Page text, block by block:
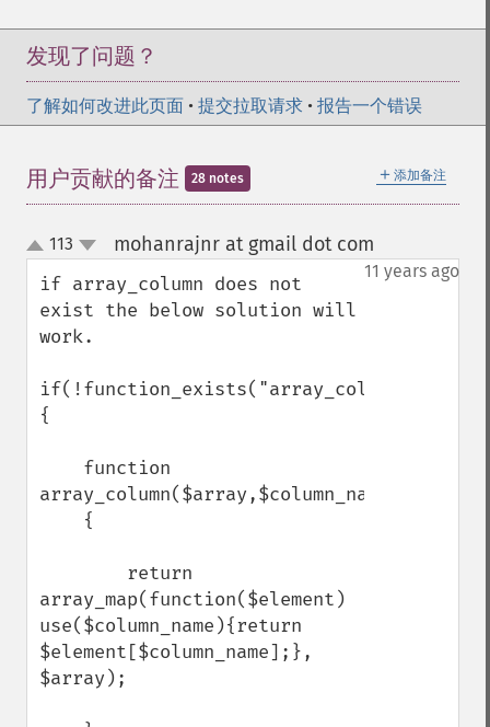
发现了问题？
了解如何改进此页面 • 提交拉取请求 • 报告一个错误
＋ 添加备注
用户贡献的备注 28 notes
up
down
113 mohanrajnr at gmail dot com
11 years ago
if array_column does not
exist the below solution will
work.
if(!function_exists("array_column"))
{
array_column($array,$column_name)
array_map(function($element)
use($column_name){return
$element[$column_name];},
$array);